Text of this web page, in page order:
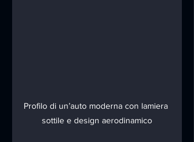
Profilo di un’auto moderna con lamiera
sottile e design aerodinamico